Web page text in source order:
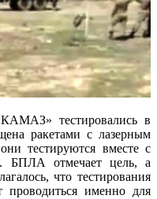
тестировались в
ракетами с лазерным
тестируются вместе с
БПЛА отмечает цель, а
что тестирования
именно для